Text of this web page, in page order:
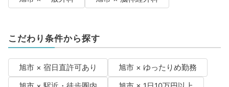
こだわり条件から探す
旭市 × 宿日直許可あり
旭市 × ゆったりめ勤務